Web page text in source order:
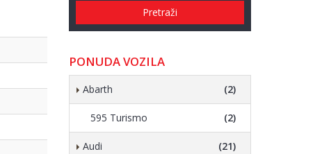
Pretraži
PONUDA VOZILA
Abarth (2)
595 Turismo (2)
Audi (21)